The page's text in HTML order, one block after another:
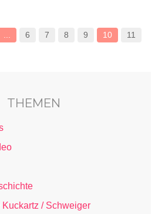
... 6 7 8 9 10
11
THEMEN
/ Schweiger